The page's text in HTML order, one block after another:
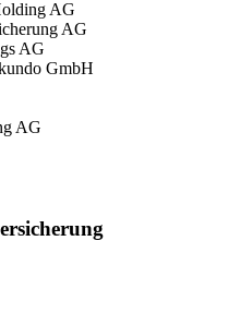
AG
AG
AG
GmbH
AG